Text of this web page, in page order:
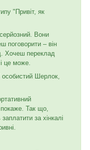
"Привіт, як
Вони
поговорити – він
Хочеш переклад
і це може.
Шерлок,
Так що,
за хінкалі